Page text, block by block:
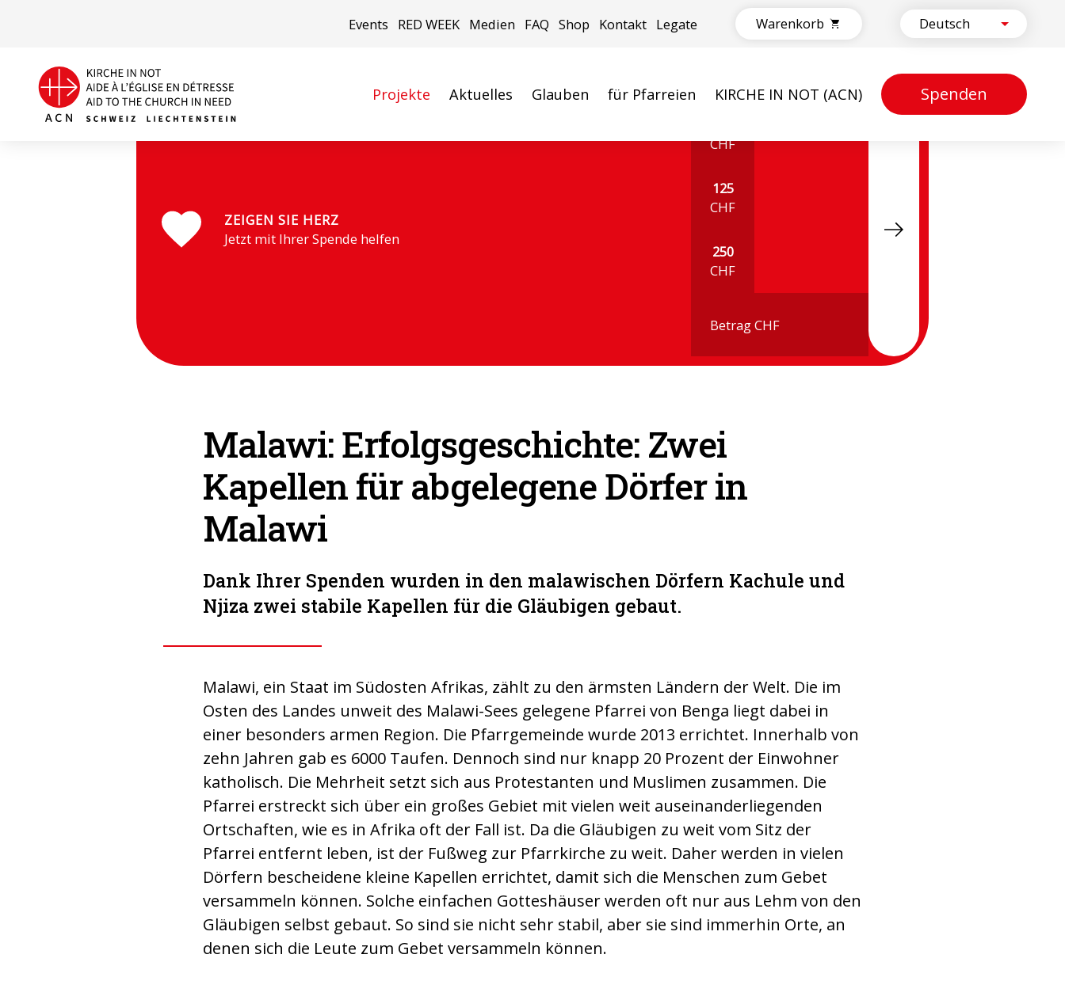
Events RED WEEK Medien FAQ Shop Kontakt Legate Warenkorb
Projekte Aktuelles Glauben für Pfarreien KIRCHE IN NOT (ACN) Spenden
Malawi
ZEIGEN SIE HERZ
Jetzt mit Ihrer Spende helfen
CHF
125
CHF
250
CHF
Malawi: Erfolgsgeschichte: Zwei
Kapellen für abgelegene Dörfer in
Malawi
Dank Ihrer Spenden wurden in den malawischen Dörfern Kachule und
Njiza zwei stabile Kapellen für die Gläubigen gebaut.
Malawi, ein Staat im Südosten Afrikas, zählt zu den ärmsten Ländern der Welt. Die im
Osten des Landes unweit des Malawi-Sees gelegene Pfarrei von Benga liegt dabei in
einer besonders armen Region. Die Pfarrgemeinde wurde 2013 errichtet. Innerhalb von
zehn Jahren gab es 6000 Taufen. Dennoch sind nur knapp 20 Prozent der Einwohner
katholisch. Die Mehrheit setzt sich aus Protestanten und Muslimen zusammen. Die
Pfarrei erstreckt sich über ein großes Gebiet mit vielen weit auseinanderliegenden
Ortschaften, wie es in Afrika oft der Fall ist. Da die Gläubigen zu weit vom Sitz der
Pfarrei entfernt leben, ist der Fußweg zur Pfarrkirche zu weit. Daher werden in vielen
Dörfern bescheidene kleine Kapellen errichtet, damit sich die Menschen zum Gebet
versammeln können. Solche einfachen Gotteshäuser werden oft nur aus Lehm von den
Gläubigen selbst gebaut. So sind sie nicht sehr stabil, aber sie sind immerhin Orte, an
denen sich die Leute zum Gebet versammeln können.